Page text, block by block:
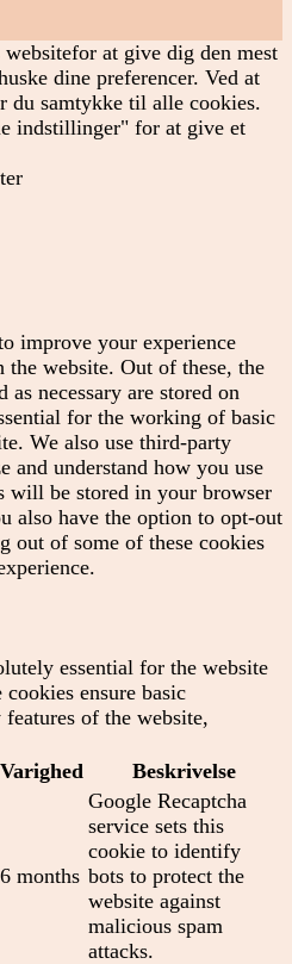
at give dig den mest
dine preferencer. Ved at
du samtykke til alle cookies.
indstillinger" for at give et
improve your experience
website. Out of these, the
as necessary are stored on
for the working of basic
We also use third-party
and understand how you use
will be stored in your browser
also have the option to opt-out
out of some of these cookies
essential for the website
ensure basic
of the website,
Varighed Beskrivelse
6 months
Google Recaptcha
service sets this
cookie to identify
bots to protect the
website against
malicious spam
attacks.